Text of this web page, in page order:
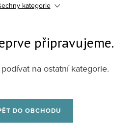
PERFECT FORMS
SO DELICATE
Timexpert
GERMAINE DE CAPUCCINI -
EXPERT LAB EXOZOMY
kategorie
připravujeme.
na ostatní kategorie.
DO OBCHODU